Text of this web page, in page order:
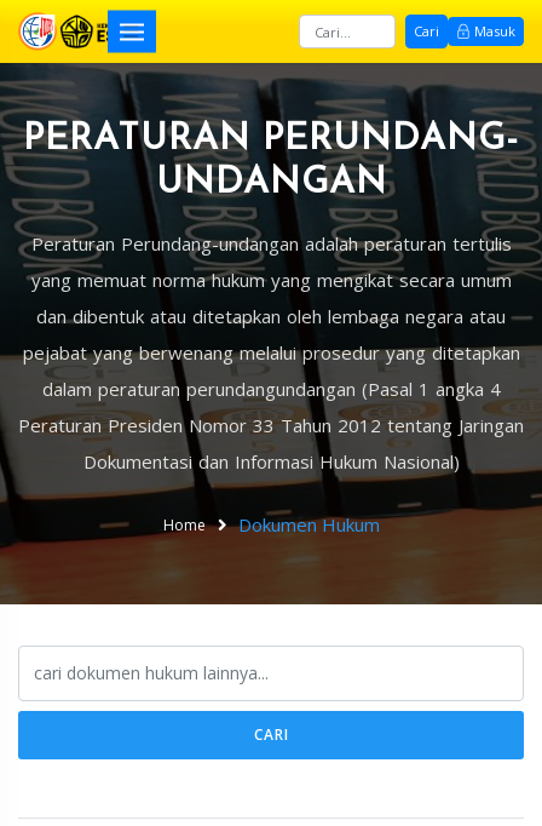
Cari Masuk
PERATURAN PERUNDANG-
UNDANGAN
Peraturan Perundang-undangan adalah peraturan tertulis
yang memuat norma hukum yang mengikat secara umum
dan dibentuk atau ditetapkan oleh lembaga negara atau
pejabat yang berwenang melalui prosedur yang ditetapkan
dalam peraturan perundangundangan (Pasal 1 angka 4
Peraturan Presiden Nomor 33 Tahun 2012 tentang Jaringan
Dokumentasi dan Informasi Hukum Nasional)
Home Dokumen Hukum
CARI